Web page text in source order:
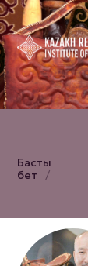
Басты
бет